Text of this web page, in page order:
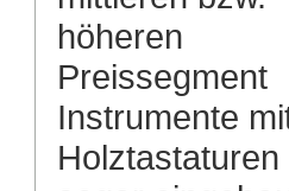
höheren
Preissegment
Instrumente
Holztastaturen